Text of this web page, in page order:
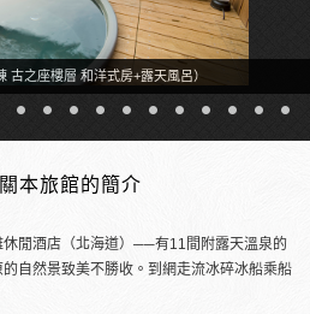
古之座樓層 和洋式房+露天風呂）
本旅館的簡介
閒酒店（北海道）──有11間附露天溫泉的
自然景致美不勝收。到網走流冰碎冰船乘船